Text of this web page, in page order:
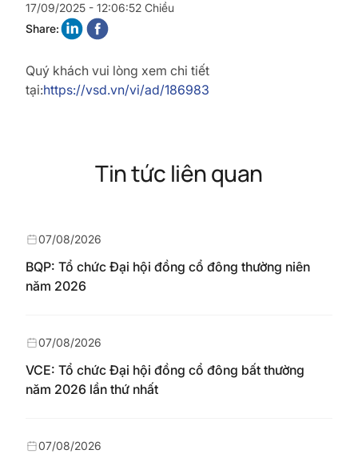
17/09/2025 - 12:06:52 Chiều
Share:
Quý khách vui lòng xem chi tiết
tại:https://vsd.vn/vi/ad/186983
Tin tức liên quan
BQP: Tổ chức Đại hội đồng cổ đông thường niên
năm 2026
07/08/2026
VCE: Tổ chức Đại hội đồng cổ đông bất thường
năm 2026 lần thứ nhất
07/08/2026
07/08/2026